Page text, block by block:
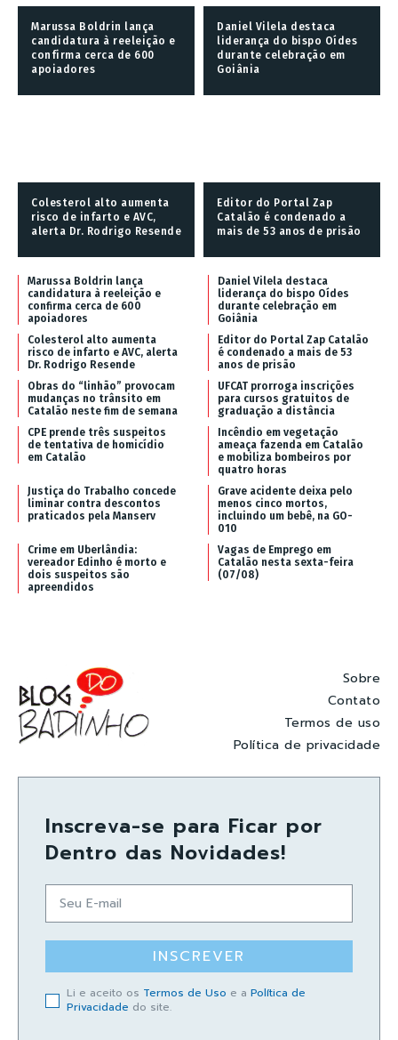
Marussa Boldrin lança
candidatura à reeleição e
confirma cerca de 600
apoiadores
Daniel Vilela destaca
liderança do bispo Oídes
durante celebração em
Goiânia
Colesterol alto aumenta
risco de infarto e AVC,
alerta Dr. Rodrigo Resende
Editor do Portal Zap
Catalão é condenado a
mais de 53 anos de prisão
Marussa Boldrin lança
candidatura à reeleição e
confirma cerca de 600
apoiadores
Daniel Vilela destaca
liderança do bispo Oídes
durante celebração em
Goiânia
Colesterol alto aumenta
risco de infarto e AVC, alerta
Dr. Rodrigo Resende
Editor do Portal Zap Catalão
é condenado a mais de 53
anos de prisão
Obras do “linhão” provocam
mudanças no trânsito em
Catalão neste fim de semana
UFCAT prorroga inscrições
para cursos gratuitos de
graduação a distância
CPE prende três suspeitos
de tentativa de homicídio
em Catalão
Incêndio em vegetação
ameaça fazenda em Catalão
e mobiliza bombeiros por
quatro horas
Justiça do Trabalho concede
liminar contra descontos
praticados pela Manserv
Grave acidente deixa pelo
menos cinco mortos,
incluindo um bebê, na GO-
010
Crime em Uberlândia:
vereador Edinho é morto e
dois suspeitos são
apreendidos
Vagas de Emprego em
Catalão nesta sexta-feira
(07/08)
Sobre
Contato
Termos de uso
Política de privacidade
Inscreva-se para Ficar por
Dentro das Novidades!
INSCREVER
Li e aceito os Termos de Uso e a Política de
Privacidade do site.